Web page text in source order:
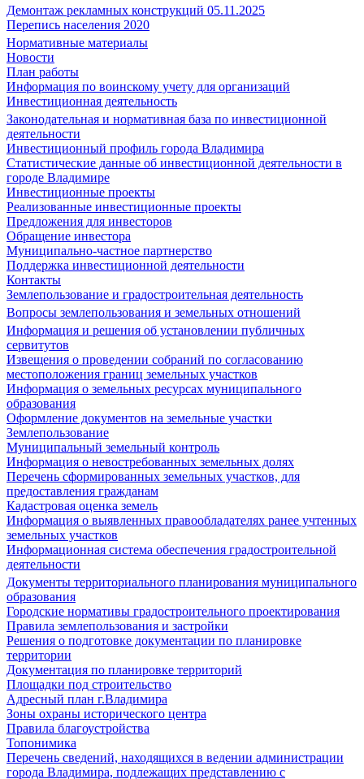
Демонтаж рекламных конструкций 05.11.2025
Перепись населения 2020
Нормативные материалы
Новости
План работы
Информация по воинскому учету для организаций
Инвестиционная деятельность
Законодательная и нормативная база по инвестиционной
деятельности
Инвестиционный профиль города Владимира
Статистические данные об инвестиционной деятельности в
городе Владимире
Инвестиционные проекты
Реализованные инвестиционные проекты
Предложения для инвесторов
Обращение инвестора
Муниципально-частное партнерство
Поддержка инвестиционной деятельности
Контакты
Землепользование и градостроительная деятельность
Вопросы землепользования и земельных отношений
Информация и решения об установлении публичных
сервитутов
Извещения о проведении собраний по согласованию
местоположения границ земельных участков
Информация о земельных ресурсах муниципального
образования
Оформление документов на земельные участки
Землепользование
Муниципальный земельный контроль
Информация о невостребованных земельных долях
Перечень сформированных земельных участков, для
предоставления гражданам
Кадастровая оценка земель
Информация о выявленных правообладателях ранее учтенных
земельных участков
Информационная система обеспечения градостроительной
деятельности
Документы территориального планирования муниципального
образования
Городские нормативы градостроительного проектирования
Правила землепользования и застройки
Решения о подготовке документации по планировке
территории
Документация по планировке территорий
Площадки под строительство
Адресный план г.Владимира
Зоны охраны исторического центра
Правила благоустройства
Топонимика
Перечень сведений, находящихся в ведении администрации
города Владимира, подлежащих представлению с